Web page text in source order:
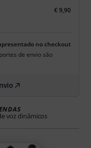
€ 9,90
no checkout
de envio são
voz dinâmicos